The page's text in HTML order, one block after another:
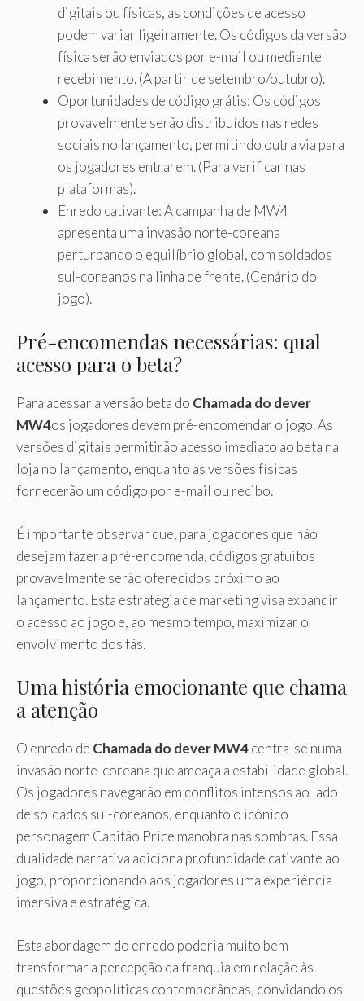
digitais ou físicas, as condições de acesso
podem variar ligeiramente. Os códigos da versão
física serão enviados por e-mail ou mediante
recebimento. (A partir de setembro/outubro).
Oportunidades de código grátis: Os códigos
provavelmente serão distribuídos nas redes
sociais no lançamento, permitindo outra via para
os jogadores entrarem. (Para verificar nas
plataformas).
Enredo cativante: A campanha de MW4
apresenta uma invasão norte-coreana
perturbando o equilíbrio global, com soldados
sul-coreanos na linha de frente. (Cenário do
jogo).
Pré-encomendas necessárias: qual
acesso para o beta?
Para acessar a versão beta do Chamada do dever
MW4os jogadores devem pré-encomendar o jogo. As
versões digitais permitirão acesso imediato ao beta na
loja no lançamento, enquanto as versões físicas
fornecerão um código por e-mail ou recibo.
É importante observar que, para jogadores que não
desejam fazer a pré-encomenda, códigos gratuitos
provavelmente serão oferecidos próximo ao
lançamento. Esta estratégia de marketing visa expandir
o acesso ao jogo e, ao mesmo tempo, maximizar o
envolvimento dos fãs.
Uma história emocionante que chama
a atenção
O enredo de Chamada do dever MW4centra-se numa
invasão norte-coreana que ameaça a estabilidade global.
Os jogadores navegarão em conflitos intensos ao lado
de soldados sul-coreanos, enquanto o icônico
personagem Capitão Price manobra nas sombras. Essa
dualidade narrativa adiciona profundidade cativante ao
jogo, proporcionando aos jogadores uma experiência
imersiva e estratégica.
Esta abordagem do enredo poderia muito bem
transformar a percepção da franquia em relação às
questões geopolíticas contemporâneas, convidando os